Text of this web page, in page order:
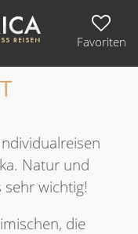
Favoriten
Natur und
wichtig!
die